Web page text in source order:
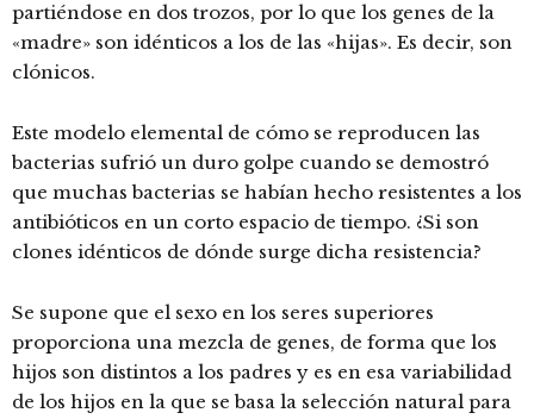
partiéndose en dos trozos, por lo que los genes de la
«madre» son idénticos a los de las «hijas». Es decir, son
clónicos.
Este modelo elemental de cómo se reproducen las
bacterias sufrió un duro golpe cuando se demostró
que muchas bacterias se habían hecho resistentes a los
antibióticos en un corto espacio de tiempo. ¿Si son
clones idénticos de dónde surge dicha resistencia?
Se supone que el sexo en los seres superiores
proporciona una mezcla de genes, de forma que los
hijos son distintos a los padres y es en esa variabilidad
de los hijos en la que se basa la selección natural para